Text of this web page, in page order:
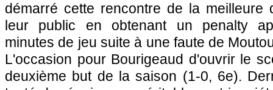
démarré cette rencontre de la meilleure
leur public en obtenant un penalty
minutes de jeu suite à une faute de
L'occasion pour Bourigeaud d'ouvrir le
deuxième but de la saison (1-0, 6e).